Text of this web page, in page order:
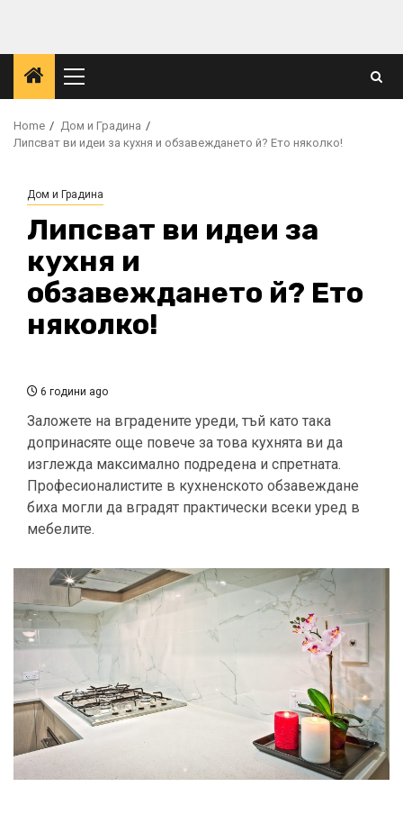
content
Primary
Menu
Home
Дом и Градина
Липсват ви идеи за кухня и обзавеждането й? Ето няколко!
Дом и Градина
Липсват ви идеи за
кухня и
обзавеждането й? Ето
няколко!
6 години ago
Заложете на вградените уреди, тъй като така
допринасяте още повече за това кухнята ви да
изглежда максимално подредена и спретната.
Професионалистите в кухненското обзавеждане
биха могли да вградят практически всеки уред в
мебелите.